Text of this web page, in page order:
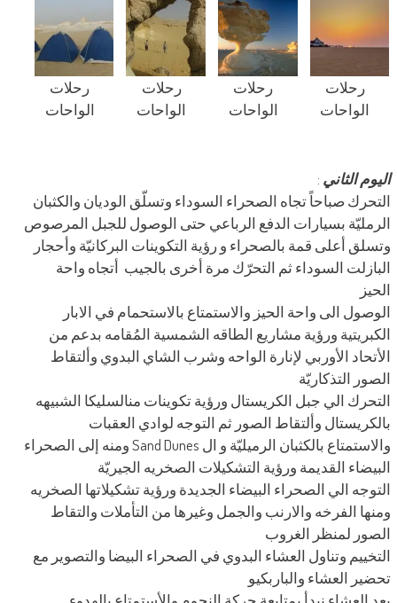
رحلات
الواحات
رحلات
الواحات
رحلات
الواحات
رحلات
الواحات
اليوم الثاني :
التحرك صباحاً تجاه الصحراء السوداء وتسلّق الوديان والكثبان
الرمليّة بسيارات الدفع الرباعي حتى الوصول للجبل المرصوص
وتسلق أعلى قمة بالصحراء و رؤية التكوينات البركانيّة وأحجار
البازلت السوداء ثم التحرّك مرة أخرى بالجيب أتجاه واحة
الحيز
الوصول الى واحة الحيز والاستمتاع بالاستحمام في الابار
الكبريتية ورؤية مشاريع الطاقه الشمسية المُقامه بدعم من
الأتحاد الأوربي لإنارة الواحه وشرب الشاي البدوي وألتقاط
الصور التذكاريّة
التحرك الي جبل الكريستال ورؤية تكوينات منالسليكا الشبيهه
بالكريستال وألتقاط الصور ثم التوجه لوادي العقبات
والاستمتاع بالكثبان الرميليّة و ال Sand Dunes ومنه إلى الصحراء
البيضاء القديمة ورؤية التشكيلات الصخريه الجيريّة
التوجه الي الصحراء البيضاء الجديدة ورؤية تشكيلاتها الصخريه
ومنها الفرخه والارنب والجمل وغيرها من التأملات والتقاط
الصور لمنظر الغروب
التخييم وتناول العشاء البدوي في الصحراء البيضا والتصوير مع
تحضير العشاء والباربكيو